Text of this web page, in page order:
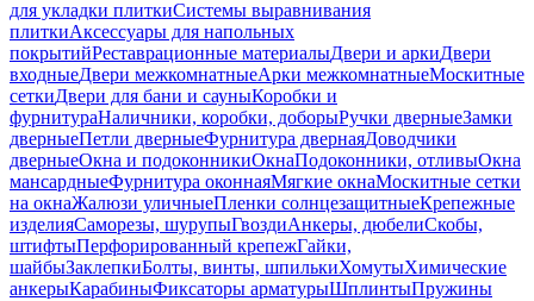
для укладки плиткиСистемы выравнивания
плиткиАксессуары для напольных
покрытийРеставрационные материалыДвери и аркиДвери
входныеДвери межкомнатныеАрки межкомнатныеМоскитные
сеткиДвери для бани и сауныКоробки и
фурнитураНаличники, коробки, доборыРучки дверныеЗамки
дверныеПетли дверныеФурнитура двернаяДоводчики
дверныеОкна и подоконникиОкнаПодоконники, отливыОкна
мансардныеФурнитура оконнаяМягкие окнаМоскитные сетки
на окнаЖалюзи уличныеПленки солнцезащитныеКрепежные
изделияСаморезы, шурупыГвоздиАнкеры, дюбелиСкобы,
штифтыПерфорированный крепежГайки,
шайбыЗаклепкиБолты, винты, шпилькиХомутыХимические
анкерыКарабиныФиксаторы арматурыШплинтыПружины